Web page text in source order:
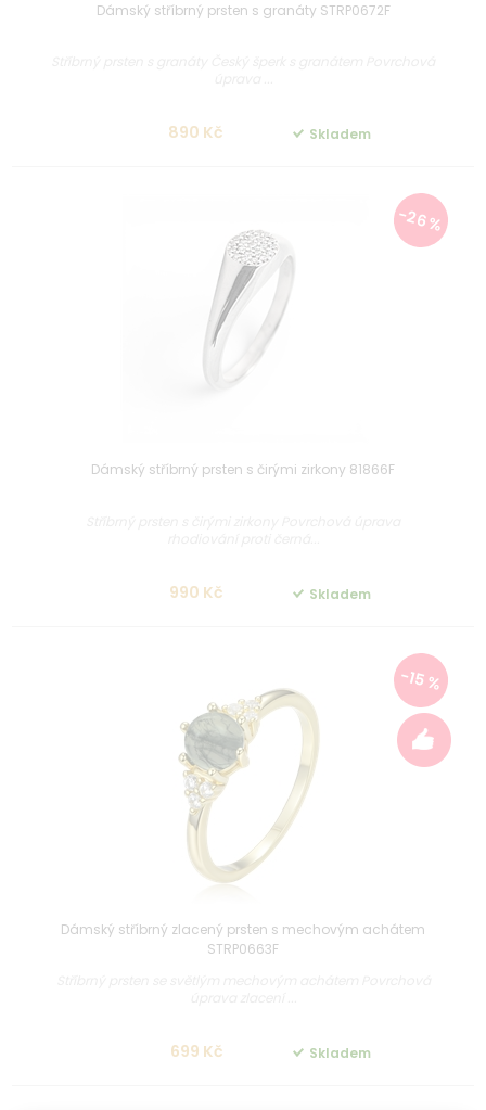
Dámský stříbrný prsten s granáty STRP0672F
890 Kč Skladem
-26 %
Dámský stříbrný prsten s čirými zirkony 81866F
990 Kč Skladem
-15 %
Dámský stříbrný zlacený prsten s mechovým achátem
STRP0663F
699 Kč Skladem